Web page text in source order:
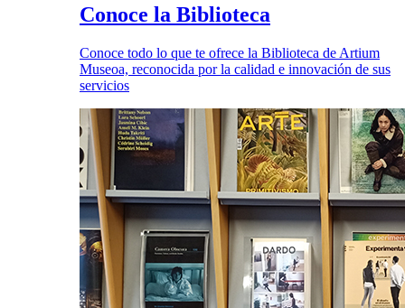
Conoce la Biblioteca
Conoce todo lo que te ofrece la Biblioteca de Artium
Museoa, reconocida por la calidad e innovación de sus
servicios